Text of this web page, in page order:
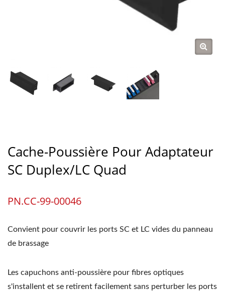
Cache-Poussière Pour Adaptateur
SC Duplex/LC Quad
PN.CC-99-00046
Convient pour couvrir les ports SC et LC vides du panneau
de brassage
Les capuchons anti-poussière pour fibres optiques
s'installent et se retirent facilement sans perturber les ports